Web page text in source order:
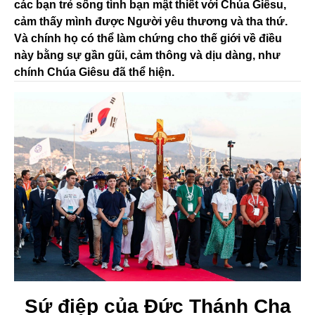
các bạn trẻ sống tình bạn mật thiết với Chúa Giêsu,
cảm thấy mình được Người yêu thương và tha thứ.
Và chính họ có thể làm chứng cho thế giới về điều
này bằng sự gần gũi, cảm thông và dịu dàng, như
chính Chúa Giêsu đã thể hiện.
Sứ điệp của Đức Thánh Cha